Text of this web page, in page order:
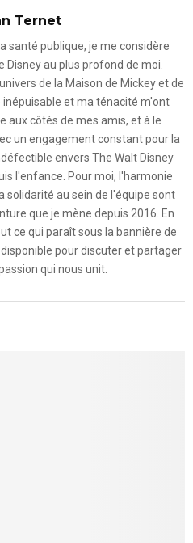
Ternet
santé publique, je me considère
Disney au plus profond de moi.
de la Maison de Mickey et de
et ma ténacité m'ont
aux côtés de mes amis, et à le
un engagement constant pour la
envers The Walt Disney
l'enfance. Pour moi, l'harmonie
solidarité au sein de l'équipe sont
que je mène depuis 2016. En
ce qui paraît sous la bannière de
pour discuter et partager
qui nous unit.